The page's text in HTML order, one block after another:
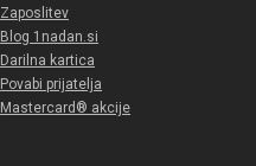
Zaposlitev
Blog 1nadan.si
Darilna kartica
Povabi prijatelja
Mastercard® akcije